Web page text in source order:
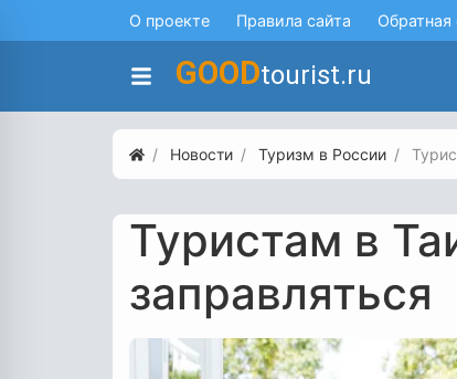
О проекте Правила сайта Обратная
GOODtourist.ru
Новости Туризм в России
Туристам в
заправляться